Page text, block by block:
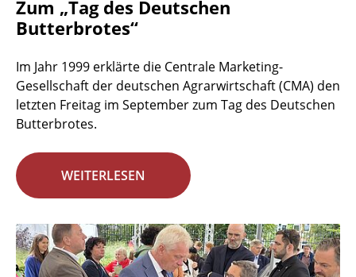
Zum „Tag des Deutschen
Butterbrotes“
Im Jahr 1999 erklärte die Centrale Marketing-
Gesellschaft der deutschen Agrarwirtschaft (CMA) den
letzten Freitag im September zum Tag des Deutschen
Butterbrotes.
WEITERLESEN